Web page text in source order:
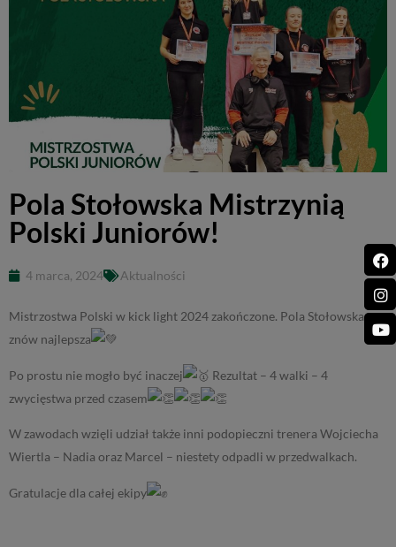
Pola Stołowska Mistrzynią
Polski Juniorów!
4 marca, 2024 Aktualności
Mistrzostwa Polski w kick light 2024 zakończone. Pola Stołowska
znów najlepsza
Po prostu nie mogło być inaczej
Rezultat – 4 walki – 4
zwycięstwa przed czasem
W zawodach wzięli udział także inni podopieczni trenera Wojciecha
Wiertla – Nadia oraz Marcel – niestety odpadli w przedwalkach.
Gratulacje dla całej ekipy